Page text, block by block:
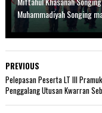
Muhammadiyah Songing
PREVIOUS
Pelepasan Peserta LT III
Penggalang Utusan Kwarran